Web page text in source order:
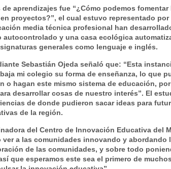
aprendizajes fue “¿Cómo podemos
proyectos?”, el cual estuvo representado
media técnica profesional han
autocontrolado y una casa ecológica
generales como lenguaje e inglés.
Sebastián Ojeda señaló que: “Esta
mi colegio su forma de enseñanza, lo que
o hagan este mismo sistema de educación,
desarrollar cosas de nuestro interés”. El
de donde pudieron sacar ideas para
de la región.
del Centro de Innovación Educativa del
ver a las comunidades innovando y
de las comunidades, y sobre todo
que esperamos este sea el primero de